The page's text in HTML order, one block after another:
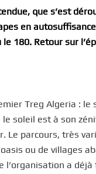
que s’est
en
180. Retour sur
Treg Algeria :
soleil est à son
Le parcours, très
ou de villages
a